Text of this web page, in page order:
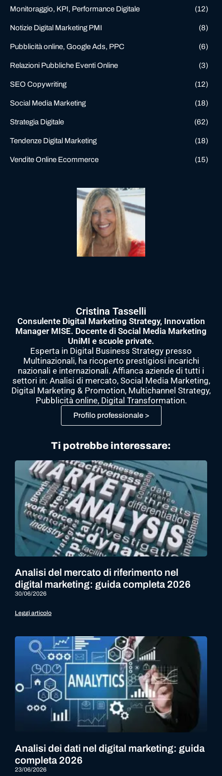
Monitoraggio, KPI, Performance Digitale (12)
Notizie Digital Marketing PMI (8)
Pubblicità online, Google Ads, PPC (6)
Relazioni Pubbliche Eventi Online (3)
SEO Copywriting (12)
Social Media Marketing (18)
Strategia Digitale (62)
Tendenze Digital Marketing (18)
Vendite Online Ecommerce (15)
Cristina Tasselli
Consulente Digital Marketing Strategy, Innovation
Manager MISE. Docente di Social Media Marketing
UniMI e scuole private.
Esperta in Digital Business Strategy presso
Multinazionali, ha ricoperto prestigiosi incarichi
nazionali e internazionali. Affianca aziende di tutti i
settori in: Analisi di mercato, Social Media Marketing,
Digital Marketing & Promotion, Multichannel Strategy,
Pubblicità online, Digital Transformation.
Profilo professionale >
Ti potrebbe interessare:
Analisi del mercato di riferimento nel
digital marketing: guida completa 2026
30/06/2026
Leggi articolo
Analisi dei dati nel digital marketing: guida
completa 2026
23/06/2026